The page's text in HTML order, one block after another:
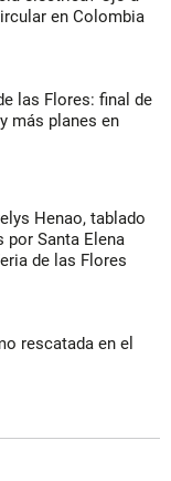
en Colombia
las Flores: final de
más planes en
Henao, tablado
por Santa Elena
de las Flores
rescatada en el